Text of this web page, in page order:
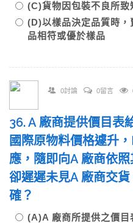
(C)貨物因包裝不良所
(D)以樣品決定品質時
品相符或優於樣品
0討論 0留言
36. A 廠商提供價目表
國際原物料價格遽升
應，隨即向A 廠商依
卻遲遲未見A 廠商交
確？
(A)A 廠商所提供之價